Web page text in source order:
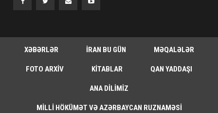
XƏBƏRLƏR İRAN BU GÜN MƏQALƏLƏR
FOTO ARXIV KITABLAR QAN YADDAŞI
ANA DILIMIZ
MILLI HÖKÜMƏT VƏ AZƏRBAYCAN RUZNAMƏSI